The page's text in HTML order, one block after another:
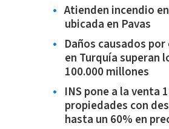
Atienden incendio
ubicada en Pavas
Daños causados
en Turquía superan
100.000 millones
INS pone a la venta
propiedades con
hasta un 60% en